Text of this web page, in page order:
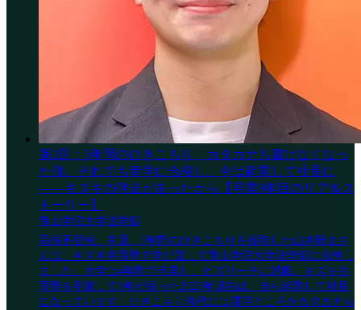
第2回：5年間のひきこもり、カタカナも書けなくなっ
た僕。それでも青学に合格し、今は起業して社長に
——キズキの伴走があったから【卒業9年目のリアルス
トーリー】
青山学院大学法学部
高校不登校、中退、5年間のひきこもりを経験した山本幹太さ
んは、キズキ共育塾で学び直して青山学院大学法学部に合格し
ました。大学は4年間で卒業し、ビズリーチに就職。キズキ共
育塾を卒業して9年が経った2025年現在は、自ら起業して社長
になっています。ひきこもり時代には漢字どころかカタカナも